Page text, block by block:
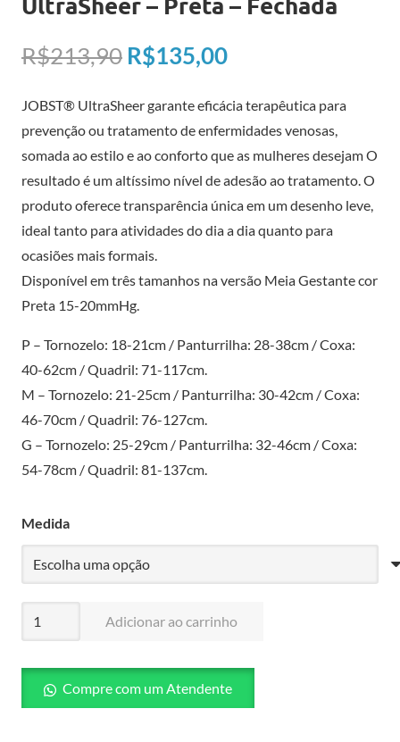
R$213,90 O
original
era:
R$213,90.
R$135,00O
atual
é:
R$135,00.
JOBST® UltraSheer garante eficácia terapêutica para
prevenção ou tratamento de enfermidades venosas,
somada ao estilo e ao conforto que as mulheres desejam O
resultado é um altíssimo nível de adesão ao tratamento. O
produto oferece transparência única em um desenho leve,
ideal tanto para atividades do dia a dia quanto para
ocasiões mais formais.
Disponível em três tamanhos na versão Meia Gestante cor
Preta 15-20mmHg.
P – Tornozelo: 18-21cm / Panturrilha: 28-38cm / Coxa:
40-62cm / Quadril: 71-117cm.
M – Tornozelo: 21-25cm / Panturrilha: 30-42cm / Coxa:
46-70cm / Quadril: 76-127cm.
G – Tornozelo: 25-29cm / Panturrilha: 32-46cm / Coxa:
54-78cm / Quadril: 81-137cm.
Medida
de
Feminina
Gestante
Adicionar ao carrinho
Compre com um Atendente